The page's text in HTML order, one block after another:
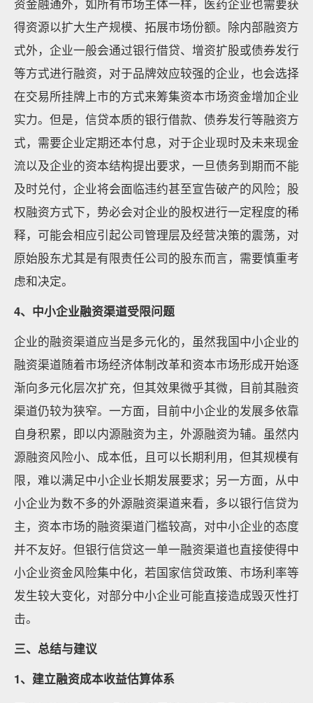
资金融通外，如所有市场主体一样，医药企业也需要获
得资源以扩大生产规模、拓展市场份额。除内部融资方
式外，企业一般会通过银行借贷、增资扩股或债券发行
等方式进行融资，对于品牌效应较强的企业，也会选择
在交易所挂牌上市的方式来筹集资本市场资金增加企业
实力。但是，信贷本质的银行借款、债券发行等融资方
式，需要企业定期还本付息，对于企业现时及未来现金
流以及企业的资本结构提出要求，一旦债务到期而不能
及时兑付，企业将会面临违约甚至宣告破产的风险；股
权融资方式下，势必会对企业的股权进行一定程度的稀
释，可能会相应引起公司管理层及经营决策的震荡，对
原始股东尤其是有限责任公司的股东而言，需要慎重考
虑和决定。
4、中小企业融资渠道受限问题
企业的融资渠道应当是多元化的，虽然我国中小企业的
融资渠道随着市场经济体制改革和资本市场形成开始逐
渐向多元化层次扩充，但其效果微乎其微，目前其融资
渠道仍较为狭窄。一方面，目前中小企业的发展多依靠
自身积累，即以内源融资为主，外源融资为辅。虽然内
源融资风险小、成本低，且可以长期利用，但其规模有
限，难以满足中小企业长期发展要求；另一方面，从中
小企业为数不多的外源融资渠道来看，多以银行信贷为
主，资本市场的融资渠道门槛较高，对中小企业的态度
并不友好。但银行信贷这一单一融资渠道也直接使得中
小企业资金风险集中化，若国家信贷政策、市场利率等
发生较大变化，对部分中小企业可能直接造成毁灭性打
击。
三、总结与建议
1、建立融资成本收益估算体系